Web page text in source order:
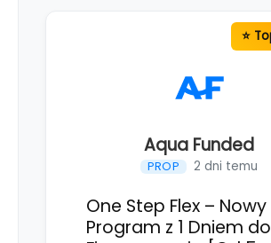
Aqua Funded
PROP 2 dni temu
One Step Flex – Nowy
Program z 1 Dniem do